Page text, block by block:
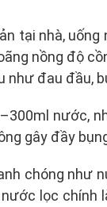
tại nhà,
nồng độ
như đau đầu,
nước,
gây đầy
chóng như
lọc